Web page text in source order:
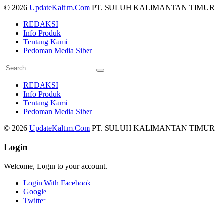
© 2026 UpdateKaltim.Com PT. SULUH KALIMANTAN TIMUR
REDAKSI
Info Produk
Tentang Kami
Pedoman Media Siber
REDAKSI
Info Produk
Tentang Kami
Pedoman Media Siber
© 2026 UpdateKaltim.Com PT. SULUH KALIMANTAN TIMUR
Login
Welcome, Login to your account.
Login With Facebook
Google
Twitter